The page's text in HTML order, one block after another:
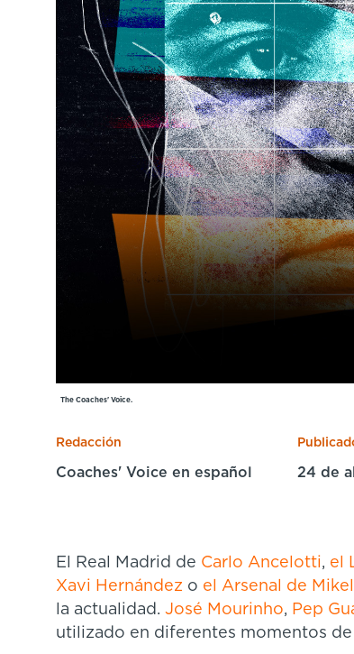
Cursos especializados
English Español
The Coaches' Voice.
Redacción
Coaches' Voice en español 24 de
El Real Madrid de Carlo Ancelotti, el
Xavi Hernández o el Arsenal de
la actualidad. José Mourinho, Pep
utilizado en diferentes momentos de